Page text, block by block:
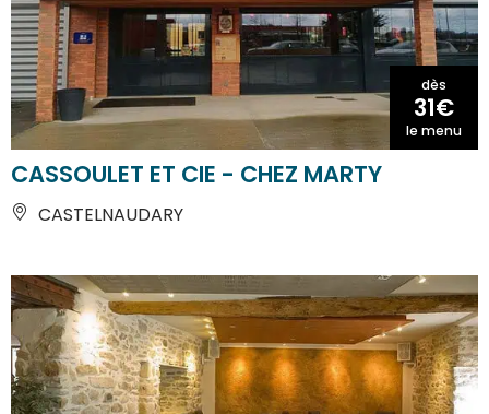
dès
31€
le menu
CASSOULET ET CIE - CHEZ MARTY
CASTELNAUDARY